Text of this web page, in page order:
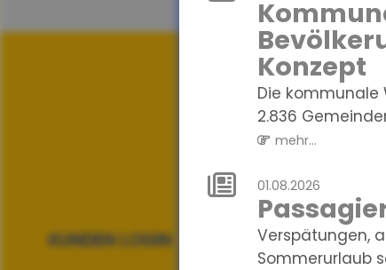
Konzept
Die kommunale
2.836
mehr...
01.08.2026
Verspätungen,
Sommerurlaub
KUNDEN LOGIN